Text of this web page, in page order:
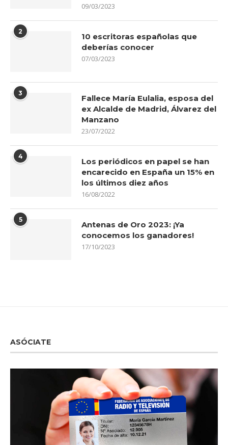
09/03/2023
2
10 escritoras españolas que
deberías conocer
07/03/2023
3
Fallece María Eulalia, esposa del
ex Alcalde de Madrid, Álvarez del
Manzano
23/07/2022
4
Los periódicos en papel se han
encarecido en España un 15% en
los últimos diez años
16/08/2022
5
Antenas de Oro 2023: ¡Ya
conocemos los ganadores!
17/10/2023
ASÓCIATE